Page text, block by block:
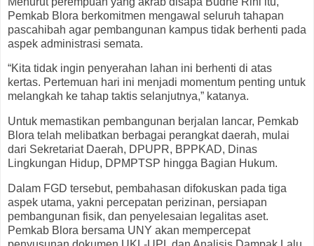
Pemkab Blora berkomitmen mengawal seluruh tahapan
pascahibah agar pembangunan kampus tidak berhenti pada
aspek administrasi semata.
“Kita tidak ingin penyerahan lahan ini berhenti di atas
kertas. Pertemuan hari ini menjadi momentum penting untuk
melangkah ke tahap taktis selanjutnya,” katanya.
Untuk memastikan pembangunan berjalan lancar, Pemkab
Blora telah melibatkan berbagai perangkat daerah, mulai
dari Sekretariat Daerah, DPUPR, BPPKAD, Dinas
Lingkungan Hidup, DPMPTSP hingga Bagian Hukum.
Dalam FGD tersebut, pembahasan difokuskan pada tiga
aspek utama, yakni percepatan perizinan, persiapan
pembangunan fisik, dan penyelesaian legalitas aset.
Pemkab Blora bersama UNY akan mempercepat